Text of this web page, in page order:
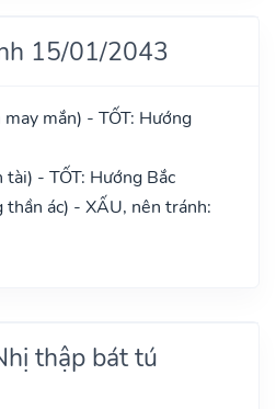
15/01/2043
mắn) - TỐT: Hướng
- TỐT: Hướng Bắc
thần ác) - XẤU, nên tránh:
thập bát tú